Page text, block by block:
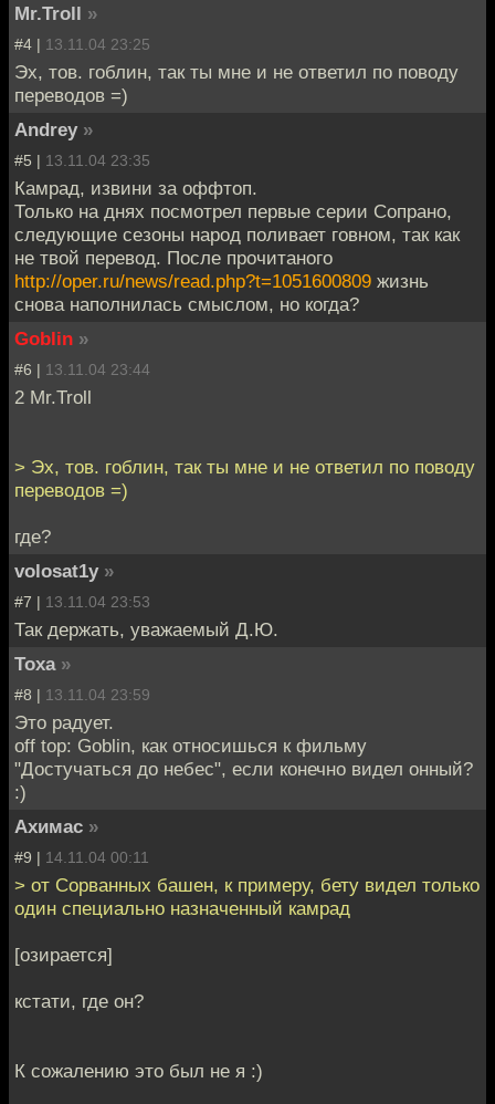
Mr.Troll »
#4 | 13.11.04 23:25
Эх, тов. гоблин, так ты мне и не ответил по поводу
переводов =)
Andrey »
#5 | 13.11.04 23:35
Камрад, извини за оффтоп.
Только на днях посмотрел первые серии Сопрано,
следующие сезоны народ поливает говном, так как
не твой перевод. После прочитаного
http://oper.ru/news/read.php?t=1051600809 жизнь
снова наполнилась смыслом, но когда?
Goblin »
#6 | 13.11.04 23:44
2 Mr.Troll
> Эх, тов. гоблин, так ты мне и не ответил по поводу
переводов =)
где?
volosat1y »
#7 | 13.11.04 23:53
Так держать, уважаемый Д.Ю.
Toxa »
#8 | 13.11.04 23:59
Это радует.
off top: Goblin, как относишься к фильму
"Достучаться до небес", если конечно видел онный?
:)
Ахимас »
#9 | 14.11.04 00:11
> от Сорванных башен, к примеру, бету видел только
один специально назначенный камрад
[озирается]
кстати, где он?
К сожалению это был не я :)